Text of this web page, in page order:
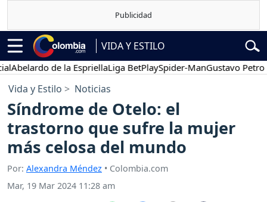
VIDA Y ESTILO
de la EspriellaLiga BetPlaySpider-ManGustavo Petro
Vida y Estilo Noticias
Síndrome de Otelo: el
trastorno que sufre la mujer
más celosa del mundo
Por: Alexandra Méndez • Colombia.com
Mar, 19 Mar 2024 11:28 am